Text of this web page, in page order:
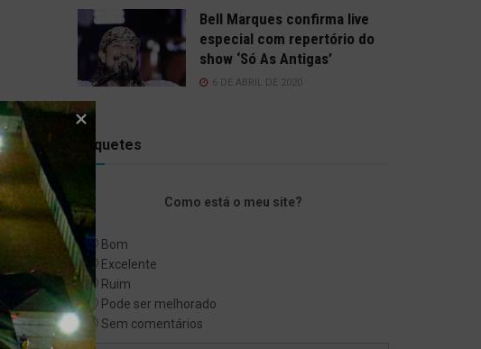
Bell Marques confirma live
especial com repertório do
show ‘Só As Antigas’
6 DE ABRIL DE 2020
Enquetes
Como está o meu site?
Bom
Excelente
Ruim
Pode ser melhorado
Sem comentários